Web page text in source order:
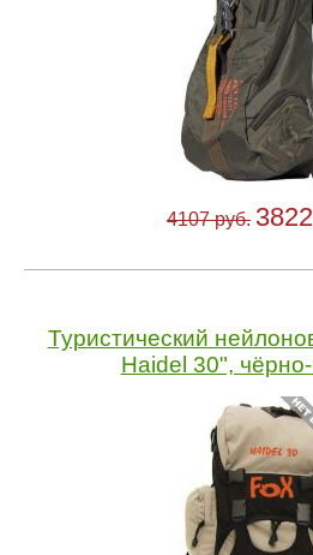
4107 руб.
Туристический
Haidel 30",